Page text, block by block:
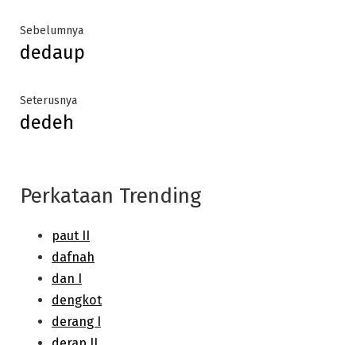
Post
navigation
SebelumnyaPrevious
post:
dedaup
SeterusnyaNext
dedeh
Perkataan Trending